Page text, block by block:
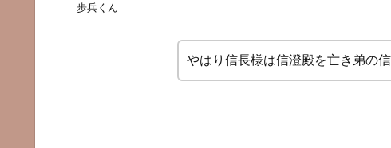
歩兵くん
やはり信長様は信澄殿を亡き弟の